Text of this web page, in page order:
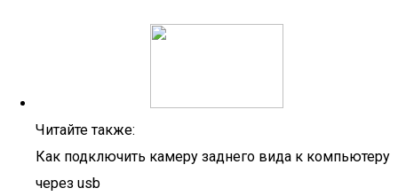
Читайте также:
Как подключить камеру заднего вида к компьютеру
через usb